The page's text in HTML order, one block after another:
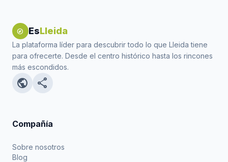
explore EsLleida
La plataforma líder para descubrir todo lo que Lleida tiene
para ofrecerte. Desde el centro histórico hasta los rincones
más escondidos.
public share
Compañía
Sobre nosotros
Blog